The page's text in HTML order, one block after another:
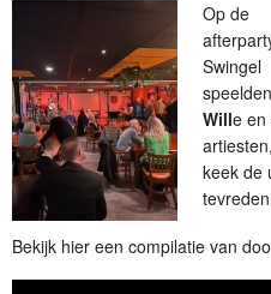
Op de
Swingel
Wille en
keek de
Bekijk hier een compilatie van